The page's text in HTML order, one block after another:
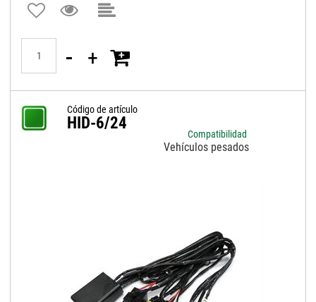
Código de artículo
HID-6/24
Compatibilidad
Vehículos pesados